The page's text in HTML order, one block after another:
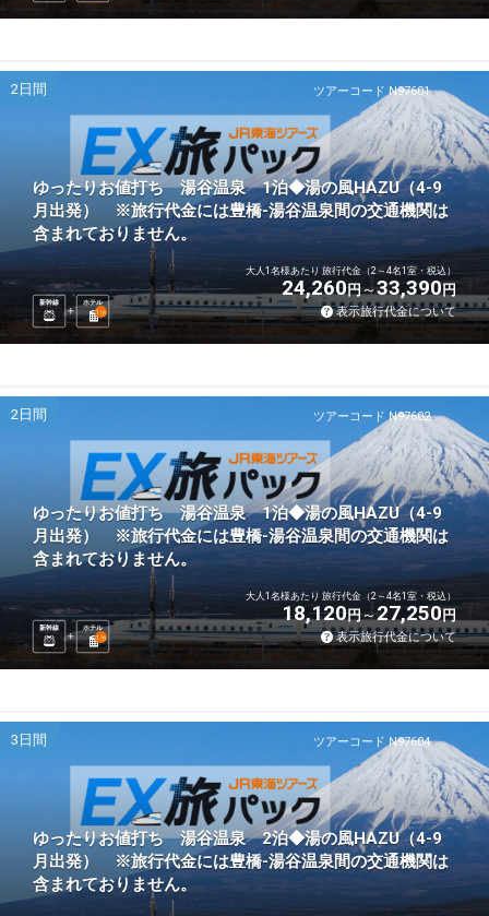
ツアーコード N97601
2日間
ゆったりお値打ち 湯谷温泉 1泊◆湯の風HAZU（4-9
月出発） ※旅行代金には豊橋-湯谷温泉間の交通機関は
含まれておりません。
新幹線
ホテル
1 泊
大人1名様あたり 旅行代金（2～4名1室・税込）
24,260円 33,390円
表示旅行代金について
ツアーコード N97602
2日間
ゆったりお値打ち 湯谷温泉 1泊◆湯の風HAZU（4-9
月出発） ※旅行代金には豊橋-湯谷温泉間の交通機関は
含まれておりません。
新幹線
ホテル
1 泊
大人1名様あたり 旅行代金（2～4名1室・税込）
18,120円 27,250円
表示旅行代金について
ツアーコード N97604
3日間
ゆったりお値打ち 湯谷温泉 2泊◆湯の風HAZU（4-9
月出発） ※旅行代金には豊橋-湯谷温泉間の交通機関は
含まれておりません。